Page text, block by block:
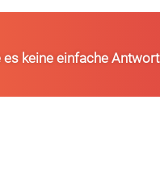
Pflegefinder
es keine einfache Antwort